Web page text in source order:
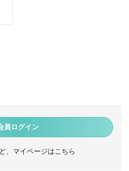
員ログイン
、マイページはこちら